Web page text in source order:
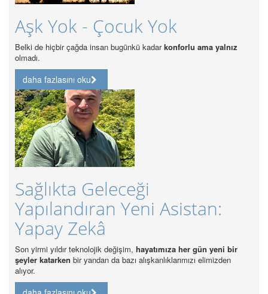
Yok - Çocuk Yok
de hiçbir çağda insan bugünkü kadarkonforlu ama yalnız
daha fazlasını oku
Geleceği
Yeni Asistan:
Zekâ
yirmi yıldır teknolojik değişim,hayatımıza her gün yeni bir
katarkenbir yandan da bazı alışkanlıklarımızı elimizden
Özel